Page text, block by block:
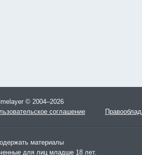
© 2004–2026
соглашение
материалы
для лиц младше 18 лет.